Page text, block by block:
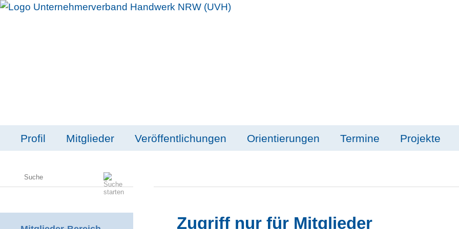
Unternehmerverband
Handwerk NRW e.V.
Telefon: 0211 300652-0
Telefax: 0211 397588
Profil Mitglieder Veröffentlichungen Orientierungen Termine Projekte
Zugriff nur für Mitglieder